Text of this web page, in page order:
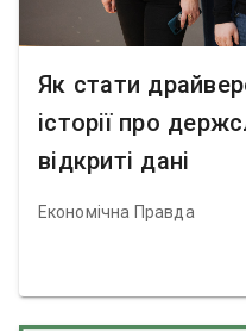
Як стати
історії про
відкриті дані
Економічна Правда